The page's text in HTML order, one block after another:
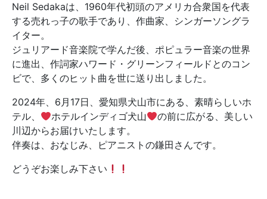
Neil Sedakaは、1960年代初頭のアメリカ合衆国を代表
する売れっ子の歌手であり、作曲家、シンガーソングラ
イター。
ジュリアード音楽院で学んだ後、ポピュラー音楽の世界
に進出、作詞家ハワード・グリーンフィールドとのコン
ビで、多くのヒット曲を世に送り出しました。
2024年、6月17日、愛知県犬山市にある、素晴らしいホ
テル、
ホテルインディゴ犬山
の前に広がる、美しい
川辺からお届けいたします。
伴奏は、おなじみ、ピアニストの鎌田さんです。
どうぞお楽しみ下さい